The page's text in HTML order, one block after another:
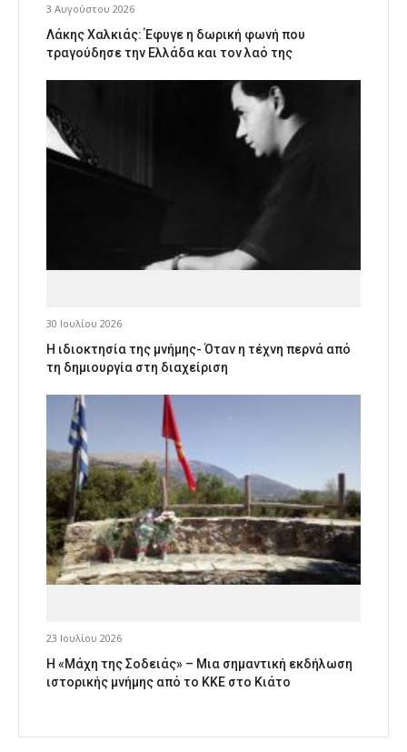
3 Αυγούστου 2026
Λάκης Χαλκιάς: Έφυγε η δωρική φωνή που
τραγούδησε την Ελλάδα και τον λαό της
30 Ιουλίου 2026
Η ιδιοκτησία της μνήμης- Όταν η τέχνη περνά από
τη δημιουργία στη διαχείριση
23 Ιουλίου 2026
Η «Μάχη της Σοδειάς» – Μια σημαντική εκδήλωση
ιστορικής μνήμης από το ΚΚΕ στο Κιάτο